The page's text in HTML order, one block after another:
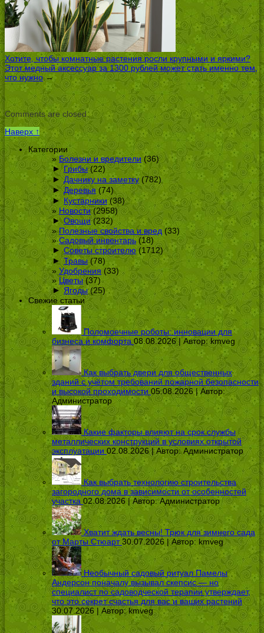
Хотите, чтобы комнатные растения росли крупными и яркими?
Этот медный аксессуар за 1300 рублей может стать именно тем,
что нужно→
Comments are closed.
Наверх ↑
Категории
Болезни и вредители (36)
► Грибы(22)
► Дачнику на заметку(782)
► Деревья (74)
► Кустарники(38)
Новости(2958)
► Овощи(232)
Полезные свойства и вред(33)
Садовый инвентарь(18)
► Советы строителю (1712)
► Травы(78)
Удобрения (33)
Цветы(37)
► Ягоды(25)
Свежие статьи
Поломоечные роботы: инновации для
бизнеса и комфорта 08.08.2026 | Автор:kmveg
Как выбрать двери для общественных
зданий с учётом требований пожарной безопасности
и высокой проходимости 05.08.2026 | Автор:
Администратор
Какие факторы влияют на срок службы
металлических конструкций в условиях открытой
эксплуатации 02.08.2026 | Автор:Администратор
Как выбрать технологию строительства
загородного дома в зависимости от особенностей
участка 02.08.2026 | Автор:Администратор
Хватит ждать весны! Трюк для зимнего сада
от Марты Стюарт 30.07.2026 | Автор: kmveg
Необычный садовый ритуал Памелы
Андерсон поначалу вызывал скепсис — но
специалист по садоводческой терапии утверждает,
что это секрет счастья для вас и ваших растений
30.07.2026 | Автор:kmveg